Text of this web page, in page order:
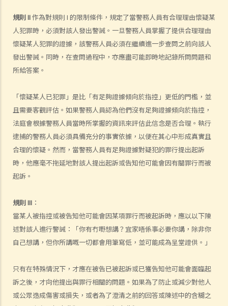
規則 II作為對規則 I 的限制條件，規定了當警務人員有合理理由懷疑某
人犯罪時，必須對該人發出警誡。一旦警務人員掌握了提供合理理由
懷疑某人犯罪的證據，該警務人員必須在繼續進一步查問之前向該人
發出警誡。同時，在查問過程中，亦應盡可能即時地記錄所問問題和
所給答案。
「懷疑某人已犯罪」是比「有足夠證據傾向於指控」更低的門檻，並
且需要客觀評估。如果警務人員認為他們沒有足夠證據傾向於指控，
法庭會根據警務人員當時所掌握的資訊來評估此信念是否合理。執行
逮捕的警務人員必須具備充分的事實依據，以便在其心中形成真實且
合理的懷疑。然而，當警務人員有足夠證據對疑犯的罪行提出起訴
時，他應毫不拖延地對該人提出起訴或告知他可能會因有關罪行而被
起訴。
規則 III ：
當某人被指控或被告知他可能會因某項罪行而被起訴時，應以以下陳
述對該人進行警誡：「你有冇嘢想講？宜家唔係事必要你講，除非你
自己想講，但你所講嘅一切都會用筆寫低，並可能成為呈堂證供。」
只有在特殊情況下，才應在被告已被起訴或已獲告知他可能會面臨起
訴之後，才向他提出與罪行相關的問題。如果為了防止或減少對他人
或公眾造成傷害或損失，或者為了澄清之前的回答或陳述中的含糊之
e. 其他類型的指認證據
審判階段
1. 控方如何把被告人定罪？
a. 刑事案件中的舉證責任和舉證準則之概述
3. 什麼是環境證據？
b. 在刑事案件審訊中無須證明的事項
1. 法律推定
2. 事實推定
3. 司法認知
2. 被告有權在審訊時不作供嗎？
3. 若被告於審訊選擇出庭作供？
4. 誰可出庭作證？
b. 配偶作為證人
c. 兒童作為證人
5. 我可以傳召專家證人嗎？